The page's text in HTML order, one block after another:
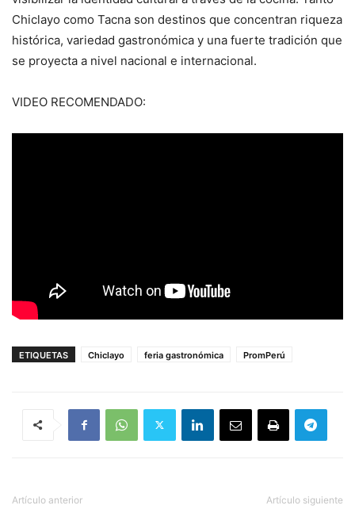
Chiclayo como Tacna son destinos que concentran riqueza
histórica, variedad gastronómica y una fuerte tradición que
se proyecta a nivel nacional e internacional.
VIDEO RECOMENDADO:
ETIQUETAS Chiclayo feria gastronómica PromPerú
Artículo anterior Artículo siguiente